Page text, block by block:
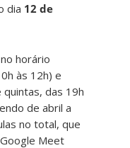
dia 12 de
horário
às 12h) e
das 19h
de abril a
no total, que
Meet